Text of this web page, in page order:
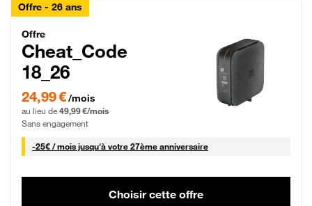
Offre - 26 ans
Cheat_Code Fibre_18_26
Offre
Cheat_Code
18_26
24,99 € par mois pendant 0 mois puis 49,99 € par mois, Sans engagement
24,99 €/mois
au lieu de 49,99 €/mois
Sans engagement
-25€ / mois25 € par mois
jusqu'à votre 27ème anniversaire
Choisir cette offre